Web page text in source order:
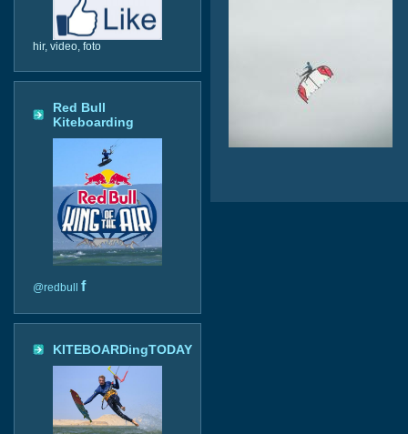
hir, video, foto
Red Bull
Kiteboarding
@redbull f
KITEBOARDingTODAY